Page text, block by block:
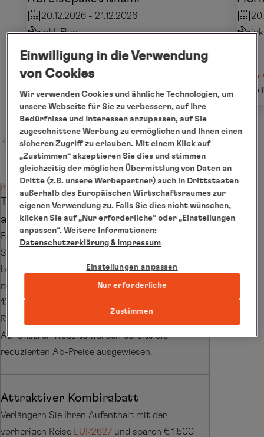
20.12.2026 - 21.12.2026
inkl. Flug
ab € 990
pro Person pro
PREISTIPP
Tipp der Woche: 30 % Ermäßigung
auf den SILBER-Tarif
Erhalten Sie 30 % Ermäßigung auf den Preis der
Seereise im SILBER-Tarif in den jeweils
buchbaren Kategorien bei Doppellegung. Gültig
nur für Neubuchungen im Zeitraum 29.07. -
12.08.2026 - nicht mit anderen Angeboten und
Rabatten kombinierbar. Limitiertes Kontingent.
Auf unserer Website werden bereits die
reduzierten Ab-Preise ausgewiesen.
Attraktiver Kombirabatt
Verlängern Sie Ihren Aufenthalt mit der
vorherigen Reise EUR2627 und sparen € 1.500
Einwilligung in die Verwendung
von Cookies
Wir verwenden Cookies und ähnliche Technologien, um
unsere Webseite für Sie zu verbessern, auf Ihre
Bedürfnisse und Interessen anzupassen, auf Sie
zugeschnittene Werbung zu ermöglichen und Ihnen einen
sicheren Zugriff zu erlauben. Mit einem Klick auf
„Zustimmen“ akzeptieren Sie dies und stimmen
gleichzeitig der möglichen Übermittlung von Daten an
Dritte (z.B. unsere Werbepartner) auch in Drittstaaten
außerhalb des Europäischen Wirtschaftsraumes zur
eigenen Verwendung zu. Falls Sie dies nicht wünschen,
klicken Sie auf „Nur erforderliche“ oder „Einstellungen
anpassen“. Weitere Informationen:
Datenschutzerklärung & Impressum
Einstellungen anpassen
Nur erforderliche
Zustimmen